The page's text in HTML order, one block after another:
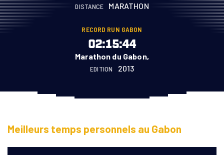
DISTANCE MARATHON
RECORD RUN GABON
02:15:44
Marathon du Gabon,
EDITION 2013
Meilleurs temps personnels au Gabon